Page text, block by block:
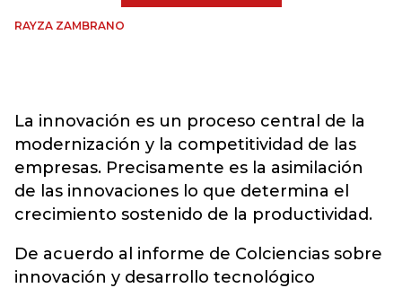
RAYZA ZAMBRANO
La innovación es un proceso central de la
modernización y la competitividad de las
empresas. Precisamente es la asimilación
de las innovaciones lo que determina el
crecimiento sostenido de la productividad.
De acuerdo al informe de Colciencias sobre
innovación y desarrollo tecnológico